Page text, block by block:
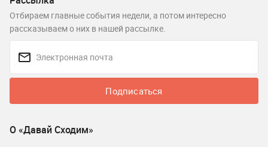
Отбираем главные события недели, а потом интересно
рассказываем о них в нашей рассылке.
Подписаться
О «Давай Сходим»